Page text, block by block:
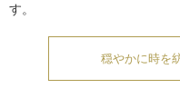
す。
穏やかに時を